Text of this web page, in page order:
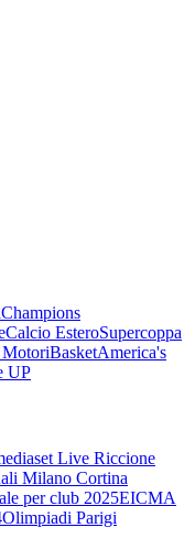
Champions
Calcio EsteroSupercoppa
BasketAmerica's
UP
Live Riccione
Milano Cortina
per club 2025EICMA
Olimpiadi Parigi